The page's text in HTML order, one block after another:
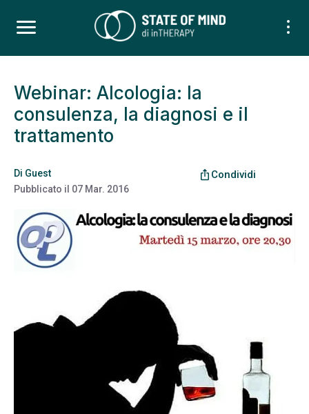
Webinar: Alcologia: la
consulenza, la diagnosi e il
trattamento
Di Guest
Pubblicato il 07 Mar. 2016
ios_share Condividi